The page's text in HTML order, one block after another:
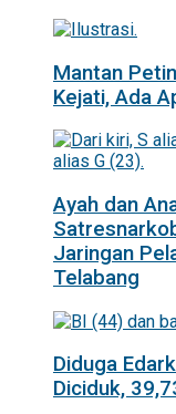
Mantan
Kejati, Ada
Ayah dan
Jaringan
Telabang
Diduga
Diciduk,